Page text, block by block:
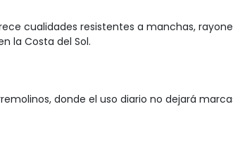
cualidades resistentes a manchas,
la Costa del Sol.
donde el uso diario no dejará